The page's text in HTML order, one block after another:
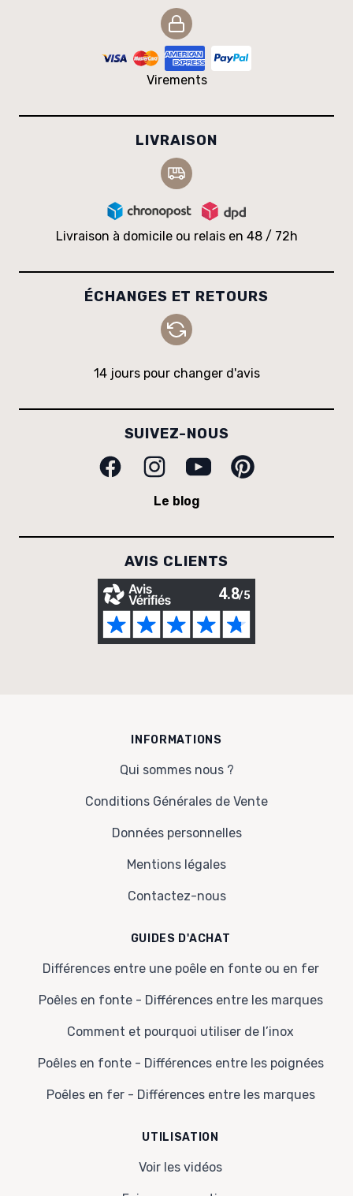
Virements
LIVRAISON
Livraison à domicile ou relais en 48 / 72h
ÉCHANGES ET RETOURS
14 jours pour changer d'avis
SUIVEZ-NOUS
FacebookInstagramYoutubePinterest
Le blog
AVIS CLIENTS
INFORMATIONS
Qui sommes nous ?
Conditions Générales de Vente
Données personnelles
Mentions légales
Contactez-nous
GUIDES D'ACHAT
Différences entre une poêle en fonte ou en fer
Poêles en fonte - Différences entre les marques
Comment et pourquoi utiliser de l’inox
Poêles en fonte - Différences entre les poignées
Poêles en fer - Différences entre les marques
UTILISATION
Voir les vidéos